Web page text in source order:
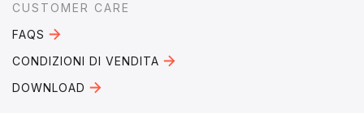
CUSTOMER CARE
FAQS
CONDIZIONI DI VENDITA
DOWNLOAD